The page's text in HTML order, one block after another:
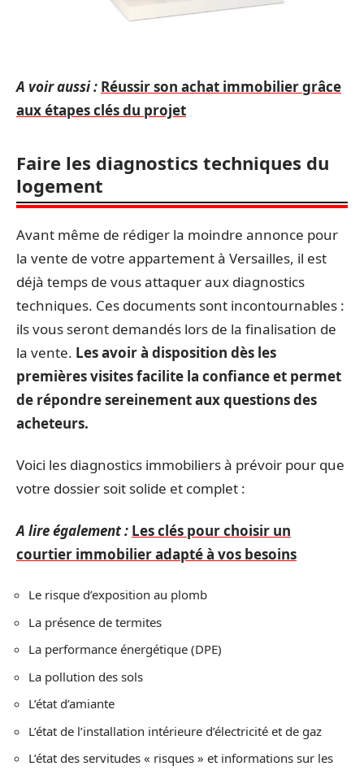
A voir aussi : Réussir son achat immobilier grâce
aux étapes clés du projet
Faire les diagnostics techniques du
logement
Avant même de rédiger la moindre annonce pour
la vente de votre appartement à Versailles, il est
déjà temps de vous attaquer aux diagnostics
techniques. Ces documents sont incontournables :
ils vous seront demandés lors de la finalisation de
la vente. Les avoir à disposition dès les
premières visites facilite la confiance et permet
de répondre sereinement aux questions des
acheteurs.
Voici les diagnostics immobiliers à prévoir pour que
votre dossier soit solide et complet :
A lire également : Les clés pour choisir un
courtier immobilier adapté à vos besoins
Le risque d’exposition au plomb
La présence de termites
La performance énergétique (DPE)
La pollution des sols
L’état d’amiante
L’état de l’installation intérieure d’électricité et de gaz
L’état des servitudes « risques » et informations sur les